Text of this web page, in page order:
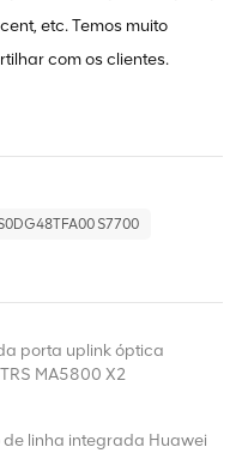
etc. Temos muito
com os clientes.
S7700
porta uplink óptica
MA5800 X2
linha integrada Huawei